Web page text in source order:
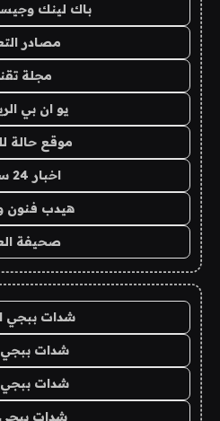
باك لينك
مصادر
مجلة
يو ان بي
موقع حالة
اخبار 24 ساعة
هيدب فنون
صحيفة
شدات ببجي
شدات ببجي
شدات ببجي
شدات ببجي